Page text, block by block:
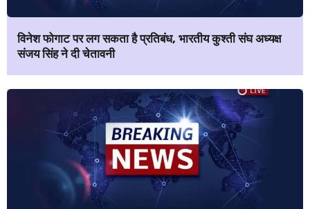
विनेश फोगाट पर लग सकता है प्रतिबंध, भारतीय कुश्ती संघ अध्यक्ष
संजय सिंह ने दी चेतावनी